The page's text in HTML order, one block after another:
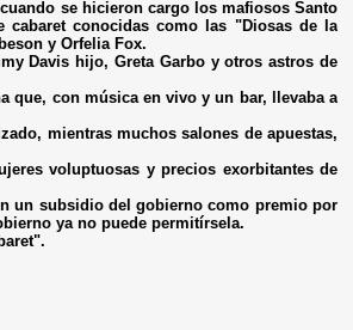
se hicieron cargo los mafiosos Santo
cabaret conocidas como las "Diosas de la
y Orfelia Fox.
Davis hijo, Greta Garbo y otros astros de
que, con música en vivo y un bar, llevaba a
mientras muchos salones de apuestas,
voluptuosas y precios exorbitantes de
un subsidio del gobierno como premio por
ya no puede permitírsela.